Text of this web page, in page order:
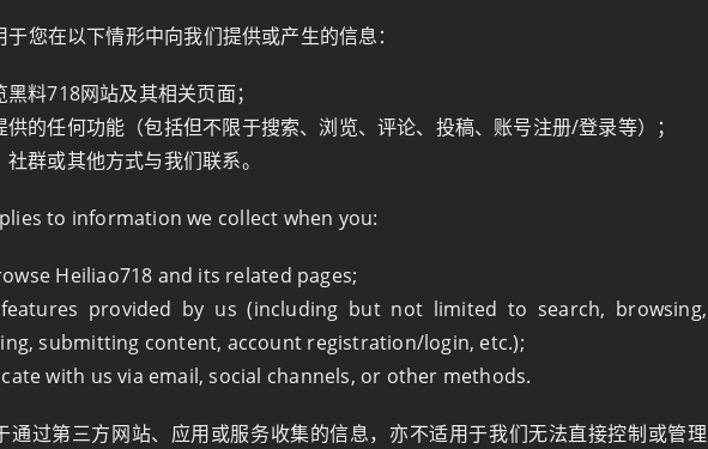
您在以下情形中向我们提供或产生的信息：
料718网站及其相关页面；
供的任何功能（包括但不限于搜索、浏览、评论、投稿、账号注册/登录等）；
群或其他方式与我们联系。
to information we collect when you:
Heiliao718 and its related pages;
provided by us (including but not limited to search, browsing,
submitting content, account registration/login, etc.);
with us via email, social channels, or other methods.
通过第三方网站、应用或服务收集的信息，亦不适用于我们无法直接控制或管理